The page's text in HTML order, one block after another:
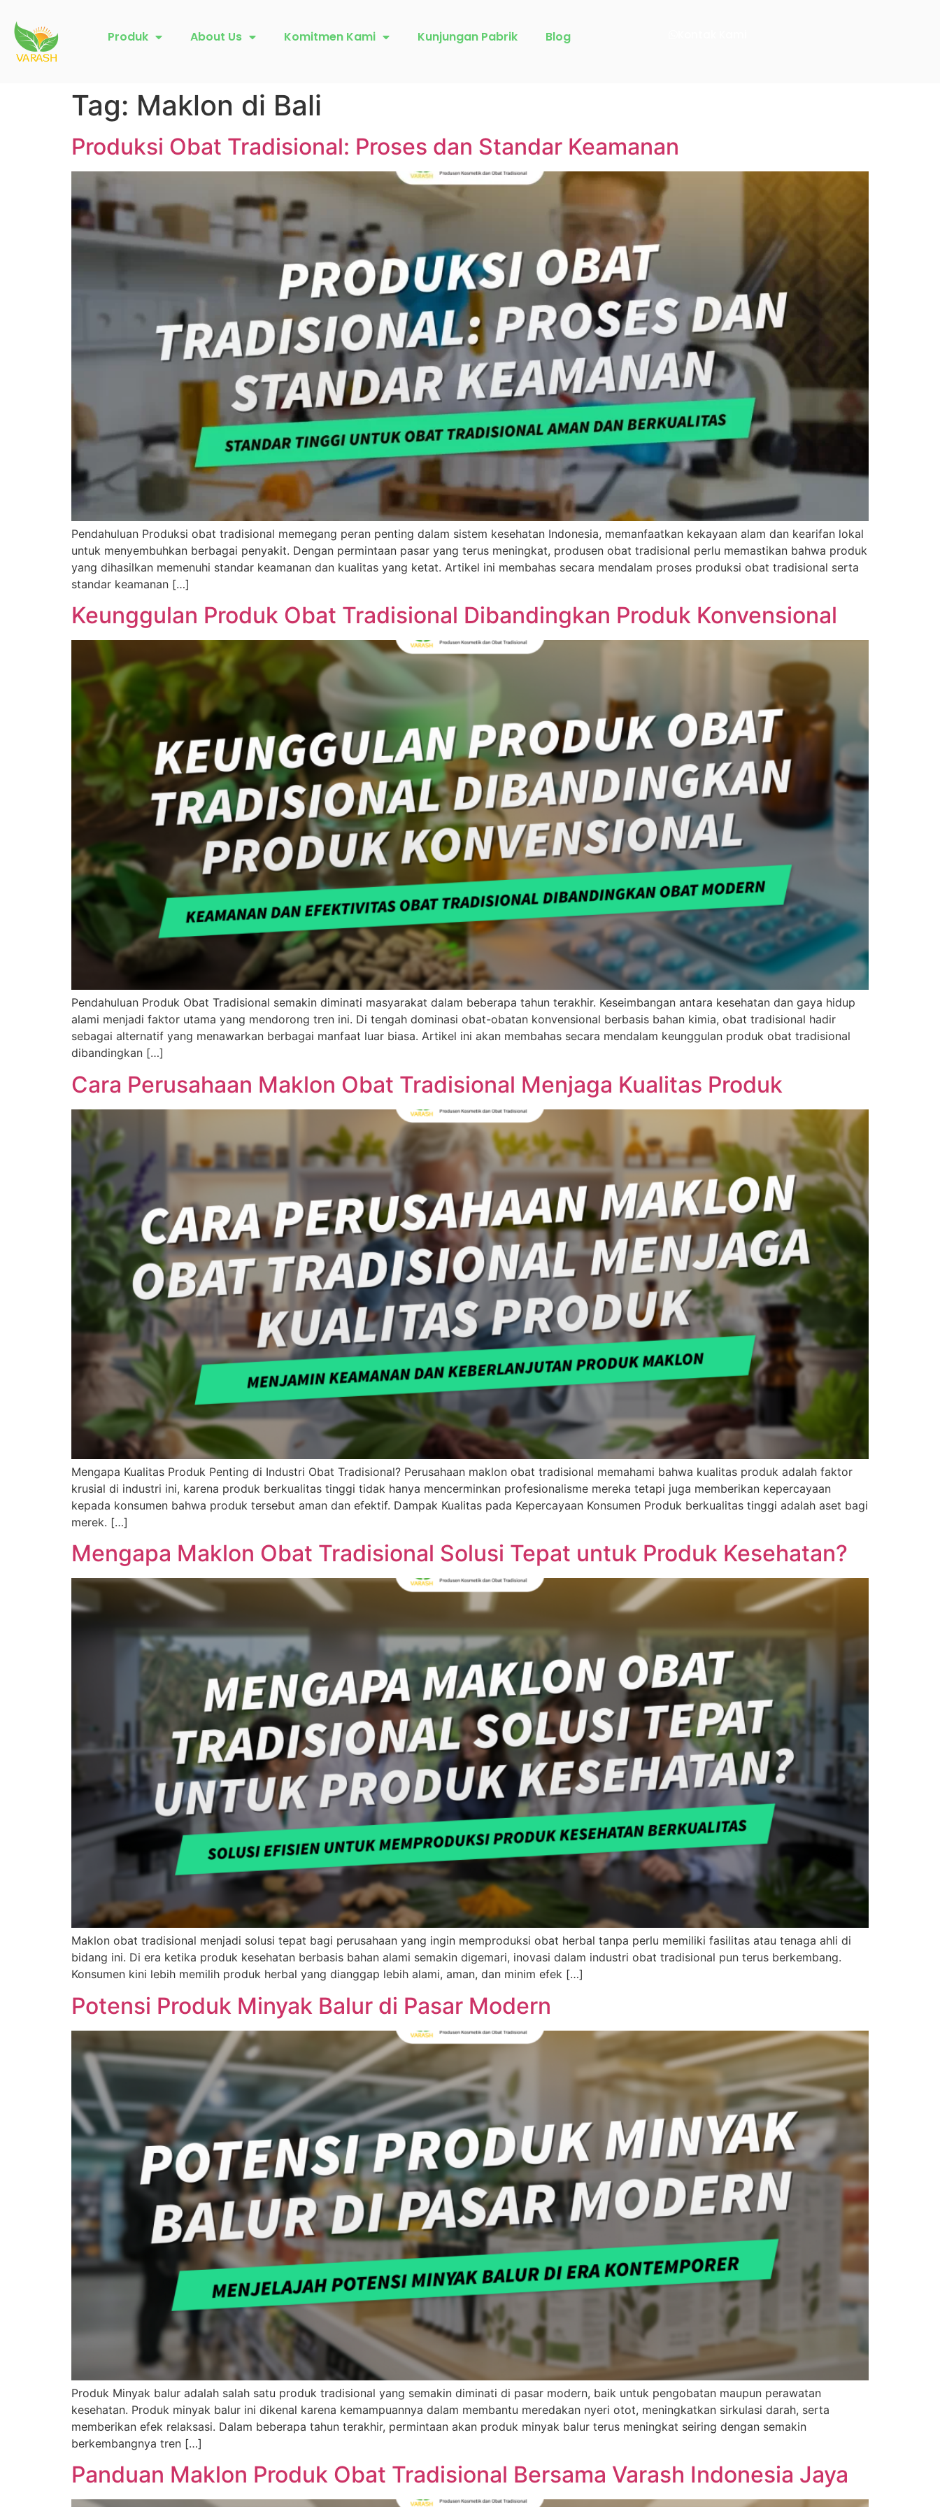
Produk About Us Komitmen Kami Kunjungan Pabrik Blog
Tag: Maklon di Bali
Produksi Obat Tradisional: Proses dan Standar Keamanan
Pendahuluan Produksi obat tradisional memegang peran penting dalam sistem kesehatan Indonesia, memanfaatkan kekayaan alam dan kearifan lokal
untuk menyembuhkan berbagai penyakit. Dengan permintaan pasar yang terus meningkat, produsen obat tradisional perlu memastikan bahwa produk
yang dihasilkan memenuhi standar keamanan dan kualitas yang ketat. Artikel ini membahas secara mendalam proses produksi obat tradisional serta
standar keamanan […]
Keunggulan Produk Obat Tradisional Dibandingkan Produk Konvensional
Pendahuluan Produk Obat Tradisional semakin diminati masyarakat dalam beberapa tahun terakhir. Keseimbangan antara kesehatan dan gaya hidup
alami menjadi faktor utama yang mendorong tren ini. Di tengah dominasi obat-obatan konvensional berbasis bahan kimia, obat tradisional hadir
sebagai alternatif yang menawarkan berbagai manfaat luar biasa. Artikel ini akan membahas secara mendalam keunggulan produk obat tradisional
dibandingkan […]
Cara Perusahaan Maklon Obat Tradisional Menjaga Kualitas Produk
Mengapa Kualitas Produk Penting di Industri Obat Tradisional? Perusahaan maklon obat tradisional memahami bahwa kualitas produk adalah faktor
krusial di industri ini, karena produk berkualitas tinggi tidak hanya mencerminkan profesionalisme mereka tetapi juga memberikan kepercayaan
kepada konsumen bahwa produk tersebut aman dan efektif. Dampak Kualitas pada Kepercayaan Konsumen Produk berkualitas tinggi adalah aset bagi
merek. […]
Mengapa Maklon Obat Tradisional Solusi Tepat untuk Produk Kesehatan?
Maklon obat tradisional menjadi solusi tepat bagi perusahaan yang ingin memproduksi obat herbal tanpa perlu memiliki fasilitas atau tenaga ahli di
bidang ini. Di era ketika produk kesehatan berbasis bahan alami semakin digemari, inovasi dalam industri obat tradisional pun terus berkembang.
Konsumen kini lebih memilih produk herbal yang dianggap lebih alami, aman, dan minim efek […]
Potensi Produk Minyak Balur di Pasar Modern
Produk Minyak balur adalah salah satu produk tradisional yang semakin diminati di pasar modern, baik untuk pengobatan maupun perawatan
kesehatan. Produk minyak balur ini dikenal karena kemampuannya dalam membantu meredakan nyeri otot, meningkatkan sirkulasi darah, serta
memberikan efek relaksasi. Dalam beberapa tahun terakhir, permintaan akan produk minyak balur terus meningkat seiring dengan semakin
berkembangnya tren […]
Panduan Maklon Produk Obat Tradisional Bersama Varash Indonesia Jaya